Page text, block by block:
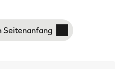
Seitenanfang